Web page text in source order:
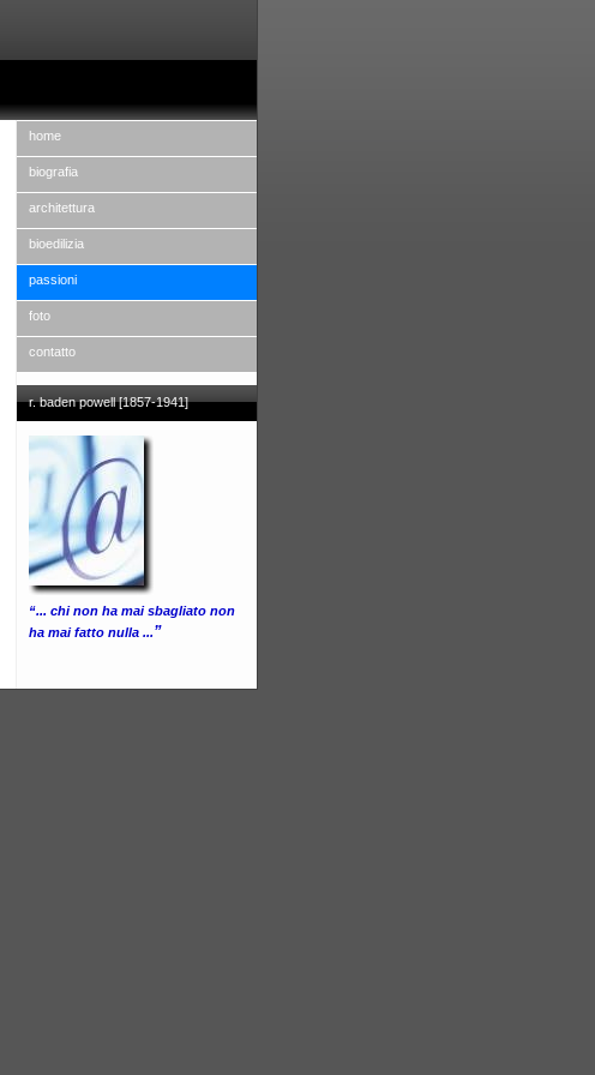
home
biografia
architettura
bioedilizia
passioni
foto
contatto
r. baden powell [1857-1941]
“... chi non ha mai sbagliato non
ha mai fatto nulla ...”